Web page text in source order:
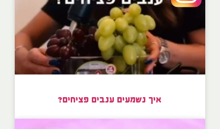
איך נשמעים ענבים פציחים?